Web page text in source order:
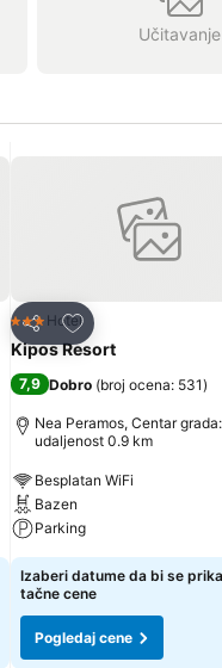
Učitavanje
Deli
Dodati u favorite
3 Zvezdice
Hotel
Kipos Resort
7,9 Dobro (broj ocena: 531)
Nea Peramos, Centar grada:
udaljenost 0.9 km
Besplatan WiFi
Bazen
Parking
Izaberi datume da bi se
tačne cene
Pogledaj cene